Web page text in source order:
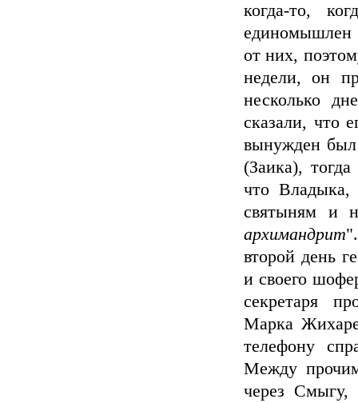
когда-то,
единомышлен
от них,
недели, он
несколько
сказали, что
вынужден был
(Заика),
что Владыка,
святыням и
архимандрит
второй день
и своего
секретаря
Марка
телефону
Между
через